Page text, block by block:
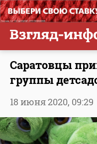
Саратовцы
группы
18 июня 2020, 09:29